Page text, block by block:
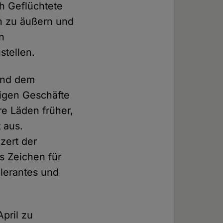
Geflüchtete
zu äußern und
dem
Geschäfte
Läden früher,
der
Zeichen für
und
zu